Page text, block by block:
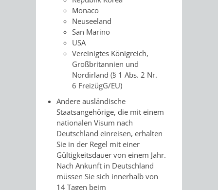
DENKMALSCHUTZBEHÖRDE
BEREICH
DENKMALSCHUTZ
GENEHMIGUNGSVERFAHREN
TAG
DES
OFFENEN
DENKMALS
STÄDTISCHER
HÄUSER
/
LIEGENSCHAFTEN
ABWASSERBESEITIGUNG
ERSCHLIESSUNGSBEITRAG
ANTRAGSVERFAHREN
VERMIETE
UND
AMT
FÜR
Monaco
Neuseeland
San Marino
USA
Vereinigtes Königreich,
Großbritannien und
Nordirland (§ 1 Abs. 2 Nr.
6 FreizügG/EU)
Andere ausländische
Staatsangehörige, die mit einem
nationalen Visum nach
Deutschland einreisen, erhalten
Sie in der Regel mit einer
Gültigkeitsdauer von einem Jahr.
Nach Ankunft in Deutschland
müssen Sie sich innerhalb von
14 Tagen beim